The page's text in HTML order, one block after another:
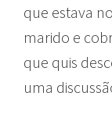
que estava
marido e
que quis
uma